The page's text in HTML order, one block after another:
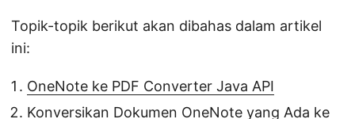
Topik-topik berikut akan dibahas dalam artikel
ini:
OneNote ke PDF Converter Java API
Konversikan Dokumen OneNote yang Ada ke